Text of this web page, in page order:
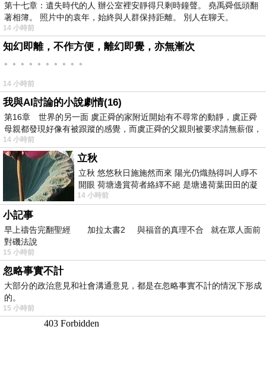
第十七章：遺失時代的人 辦公室裡安靜得只剩時鐘聲。 堯禹舜低頭翻
著相簿。 照片中的袁年，始終與人群保持距離。 別人在聊天。
14 小時前
知幻即離，不作方便，離幻即覺，亦無漸次
。。。。。。。。。。
14 小時前
我與AI討論的小說劇情(16)
第16章 世界的另一面 虞正舜的家附近開始有不尋常的動靜，虞正舜
母親都發現好像有被跟蹤的感覺，而虞正舜的父親則被要求請無薪假，
14 小時前
立秋
立秋 悠悠秋日施施然而來 陽光仍熾熱得叫人睜不
開眼 荷塘邊賞荷者絡繹不絕 是塘邊荷葉田田的凝
望 風中飄逸的是映日荷花別樣紅
14 小時前
小記事
早上禱告完翻聖經 加拉太書2 與福音的真理不合 就在眾人面前
對磯法說
15 小時前
忽略事實不計
大部分的政治意見和社會溝通意見，都是在忽略事實不計的情況下形成
的。
15 小時前